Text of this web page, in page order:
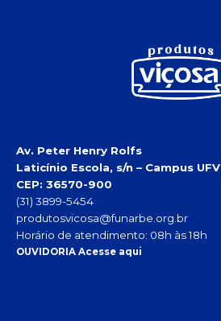
Av. Peter Henry Rolfs
Laticínio Escola, s/n – Campus UFV
CEP: 36570-900
(31) 3899-5454
produtosvicosa@funarbe.org.br
Horário de atendimento: 08h às 18h
OUVIDORIA Acesse aqui